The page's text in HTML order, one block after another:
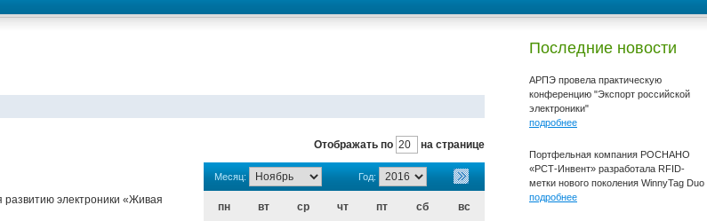
Отображать по на странице
Месяц: Год:
пн вт ср чт пт сб вс
электроники «Живая
Последние новости
АРПЭ провела практическую
конференцию "Экспорт российской
электроники"
подробнее
Портфельная компания РОСНАНО
«РСТ-Инвент» разработала RFID-
метки нового поколения WinnyTag Duo
подробнее